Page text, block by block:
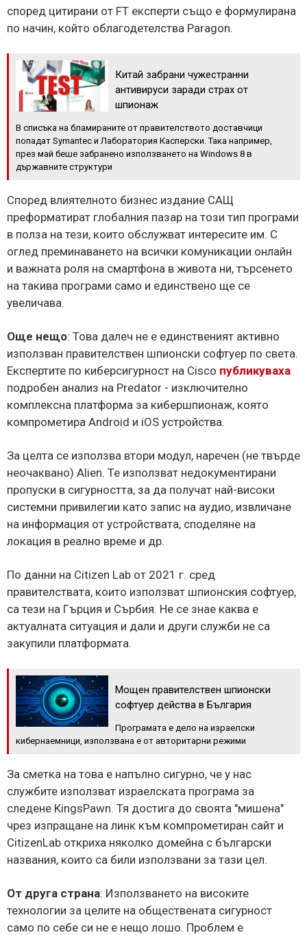
според цитирани от FT експерти също е формулирана
по начин, който облагодетелства Paragon.
Китай забрани чужестранни
антивируси заради страх от
шпионаж
В списъка на бламираните от правителството доставчици
попадат Symantec и Лаборатория Касперски. Така например,
през май беше забранено използването на Windows 8 в
държавните структури
Според влиятелното бизнес издание САЩ
преформатират глобалния пазар на този тип програми
в полза на тези, които обслужват интересите им. С
оглед преминаването на всички комуникации онлайн
и важната роля на смартфона в живота ни, търсенето
на такива програми само и единствено ще се
увеличава.
Още нещо: Това далеч не е единственият активно
използван правителствен шпионски софтуер по света.
Експертите по киберсигурност на Cisco публикуваха
подробен анализ на Predator - изключително
комплексна платформа за кибершпионаж, която
компрометира Android и iOS устройства.
За целта се използва втори модул, наречен (не твърде
неочаквано) Alien. Те използват недокументирани
пропуски в сигурността, за да получат най-високи
системни привилегии като запис на аудио, извличане
на информация от устройствата, споделяне на
локация в реално време и др.
По данни на Citizen Lab от 2021 г. сред
правителствата, които използват шпионския софтуер,
са тези на Гърция и Сърбия. Не се знае каква е
актуалната ситуация и дали и други служби не са
закупили платформата.
Мощен правителствен шпионски
софтуер действа в България
Програмата е дело на израелски
кибернаемници, използвана е от авторитарни режими
За сметка на това е напълно сигурно, че у нас
службите използват израелската програма за
следене KingsPawn. Тя достига до своята "мишена"
чрез изпращане на линк към компрометиран сайт и
CitizenLab откриха няколко домейна с български
названия, които са били използвани за тази цел.
От друга страна: Използването на високите
технологии за целите на обществената сигурност
само по себе си не е нещо лошо. Проблем е